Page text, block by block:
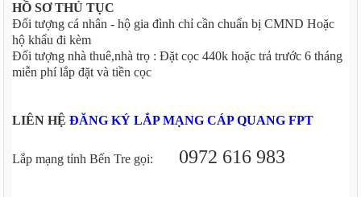
HỒ SƠ THỦ TỤC
Đối tượng cá nhân - hộ gia đình chỉ cần chuẩn bị CMND Hoặc
hộ khẩu đi kèm
Đối tượng nhà thuê,nhà trọ : Đặt cọc 440k hoặc trả trước 6 tháng
miễn phí lắp đặt và tiền cọc
LIÊN HỆĐĂNG KÝ LẮP MẠNG CÁP QUANG FPT
Lắp mạng tỉnh Bến Tre gọi: 0972 616 983